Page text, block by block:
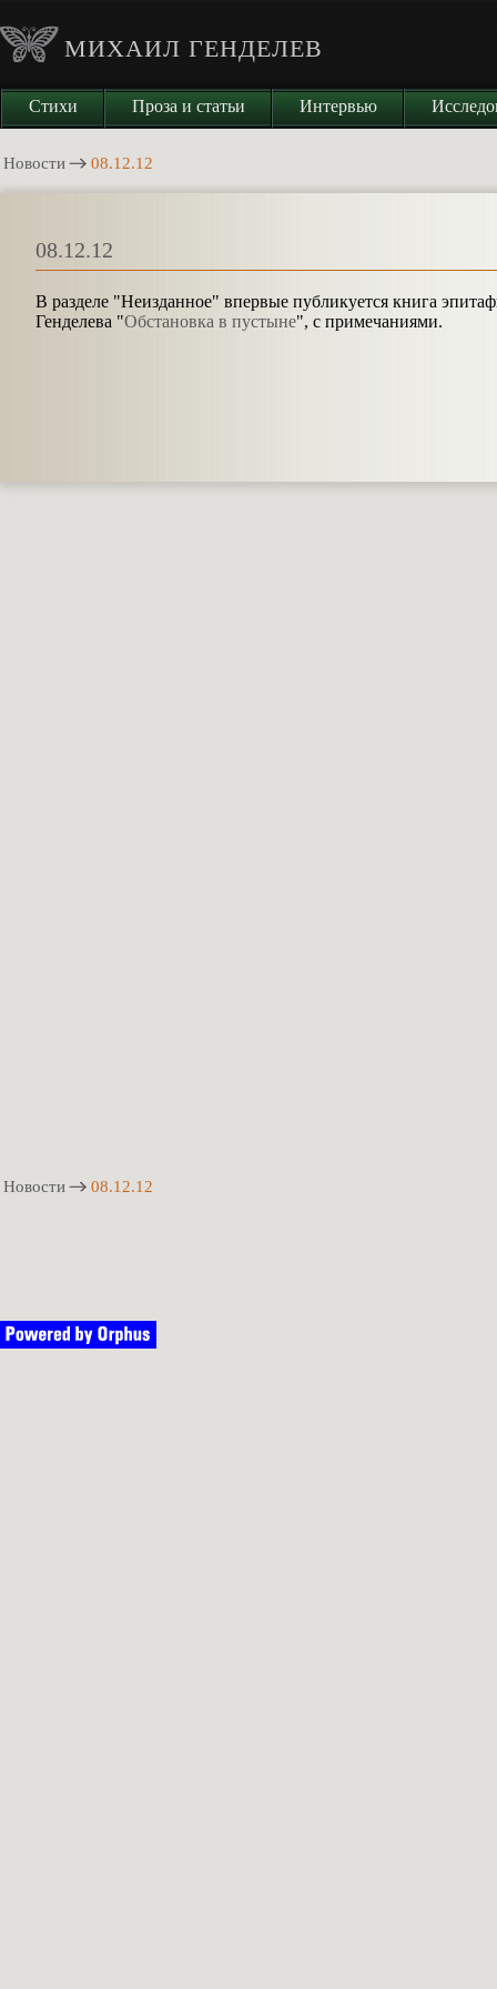
МИХАИЛ ГЕНДЕЛЕВ
Стихи Проза и статьи Интервью
Новости 08.12.12
08.12.12
В разделе "Неизданное" впервые публикуется книга
Генделева "Обстановка в пустыне", с примечаниями.
Новости 08.12.12